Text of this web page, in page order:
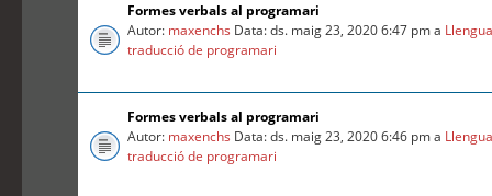
Formes verbals al programari
Autor: maxenchs Data: ds. maig 23, 2020 6:47 pm a
traducció de programari
Formes verbals al programari
Autor: maxenchs Data: ds. maig 23, 2020 6:46 pm a
traducció de programari